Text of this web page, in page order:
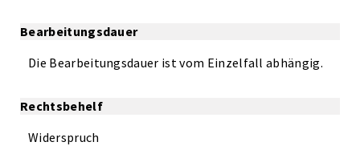
Bearbeitungsdauer
Die Bearbeitungsdauer ist vom Einzelfall abhängig.
Rechtsbehelf
Widerspruch